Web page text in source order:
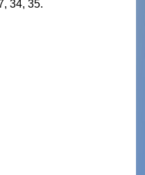
34, 35.